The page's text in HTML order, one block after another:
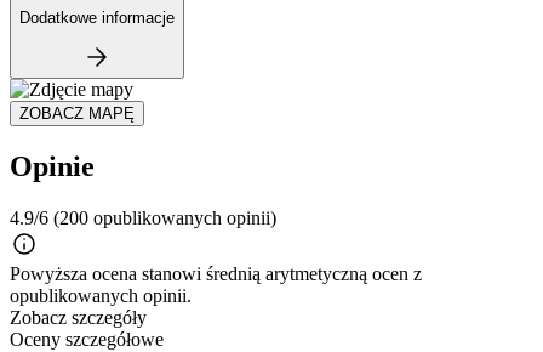
Dodatkowe informacje
ZOBACZ MAPĘ
Opinie
4.9/6 (200 opublikowanych opinii)
Powyższa ocena stanowi średnią arytmetyczną ocen z
opublikowanych opinii.
Zobacz szczegóły
Oceny szczegółowe